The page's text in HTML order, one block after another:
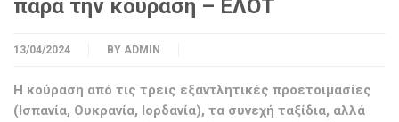
παρά την κούραση – ΕΛΟΤ
13/04/2024 BY ADMIN
Η κούραση από τις τρεις εξαντλητικές προετοιμασίες
(Ισπανία, Ουκρανία, Ιορδανία), τα συνεχή ταξίδια, αλλά